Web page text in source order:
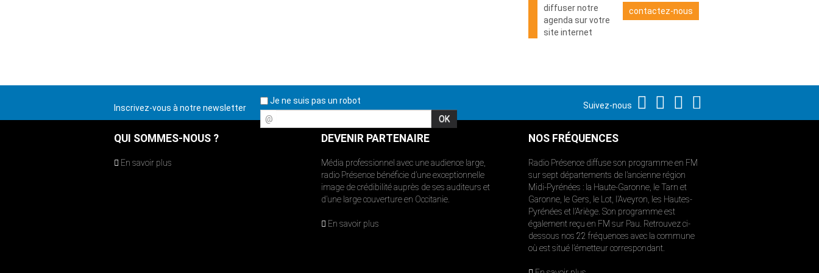
diffuser notre
agenda sur votre
site internet
contactez-nous
Inscrivez-vous à notre newsletter
Je ne suis pas un robot
@
Suivez-nous
QUI SOMMES-NOUS ?
En savoir plus
DEVENIR PARTENAIRE
Média professionnel avec une audience large,
radio Présence bénéficie d’une exceptionnelle
image de crédibilité auprès de ses auditeurs et
d’une large couverture en Occitanie.
En savoir plus
NOS FRÉQUENCES
Radio Présence diffuse son programme en FM
sur sept départements de l’ancienne région
Midi-Pyrénées : la Haute-Garonne, le Tarn et
Garonne, le Gers, le Lot, l’Aveyron, les Hautes-
Pyrénées et l’Ariège. Son programme est
également reçu en FM sur Pau. Retrouvez ci-
dessous nos 22 fréquences avec la commune
où est situé l’émetteur correspondant.